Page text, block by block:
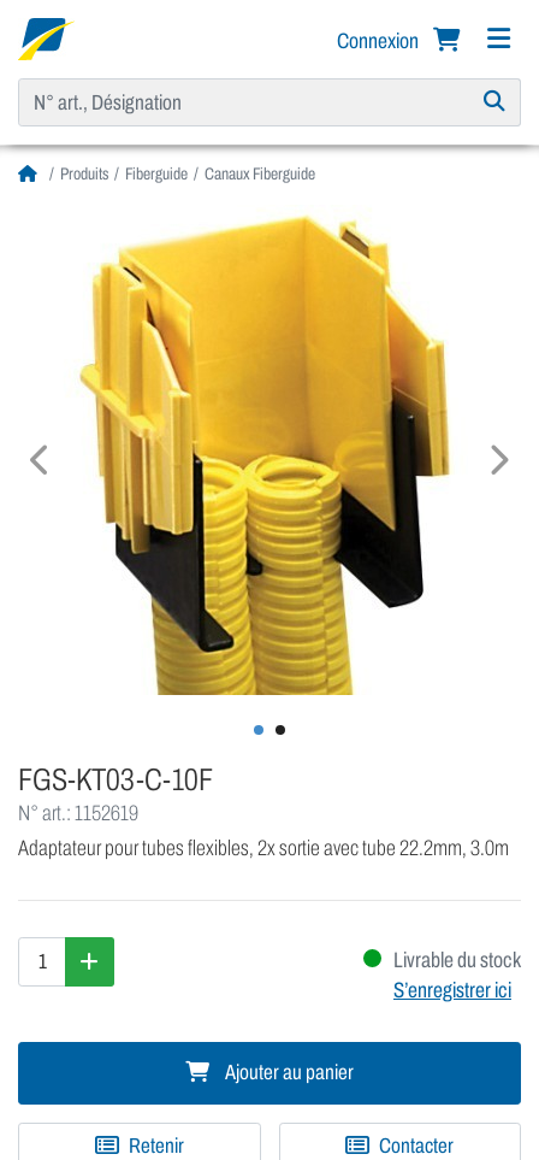
Connexion
Produits Fiberguide Canaux Fiberguide
FGS-KT03-C-10F
N° art.: 1152619
Adaptateur pour tubes flexibles, 2x sortie avec tube 22.2mm, 3.0m
Livrable du stock
S’enregistrer ici
Ajouter au panier
Retenir Contacter